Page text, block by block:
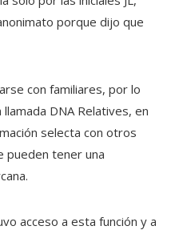
porque dijo que
con familiares, por lo
DNA Relatives, en
selecta con otros
pueden tener una
acceso a esta función y a